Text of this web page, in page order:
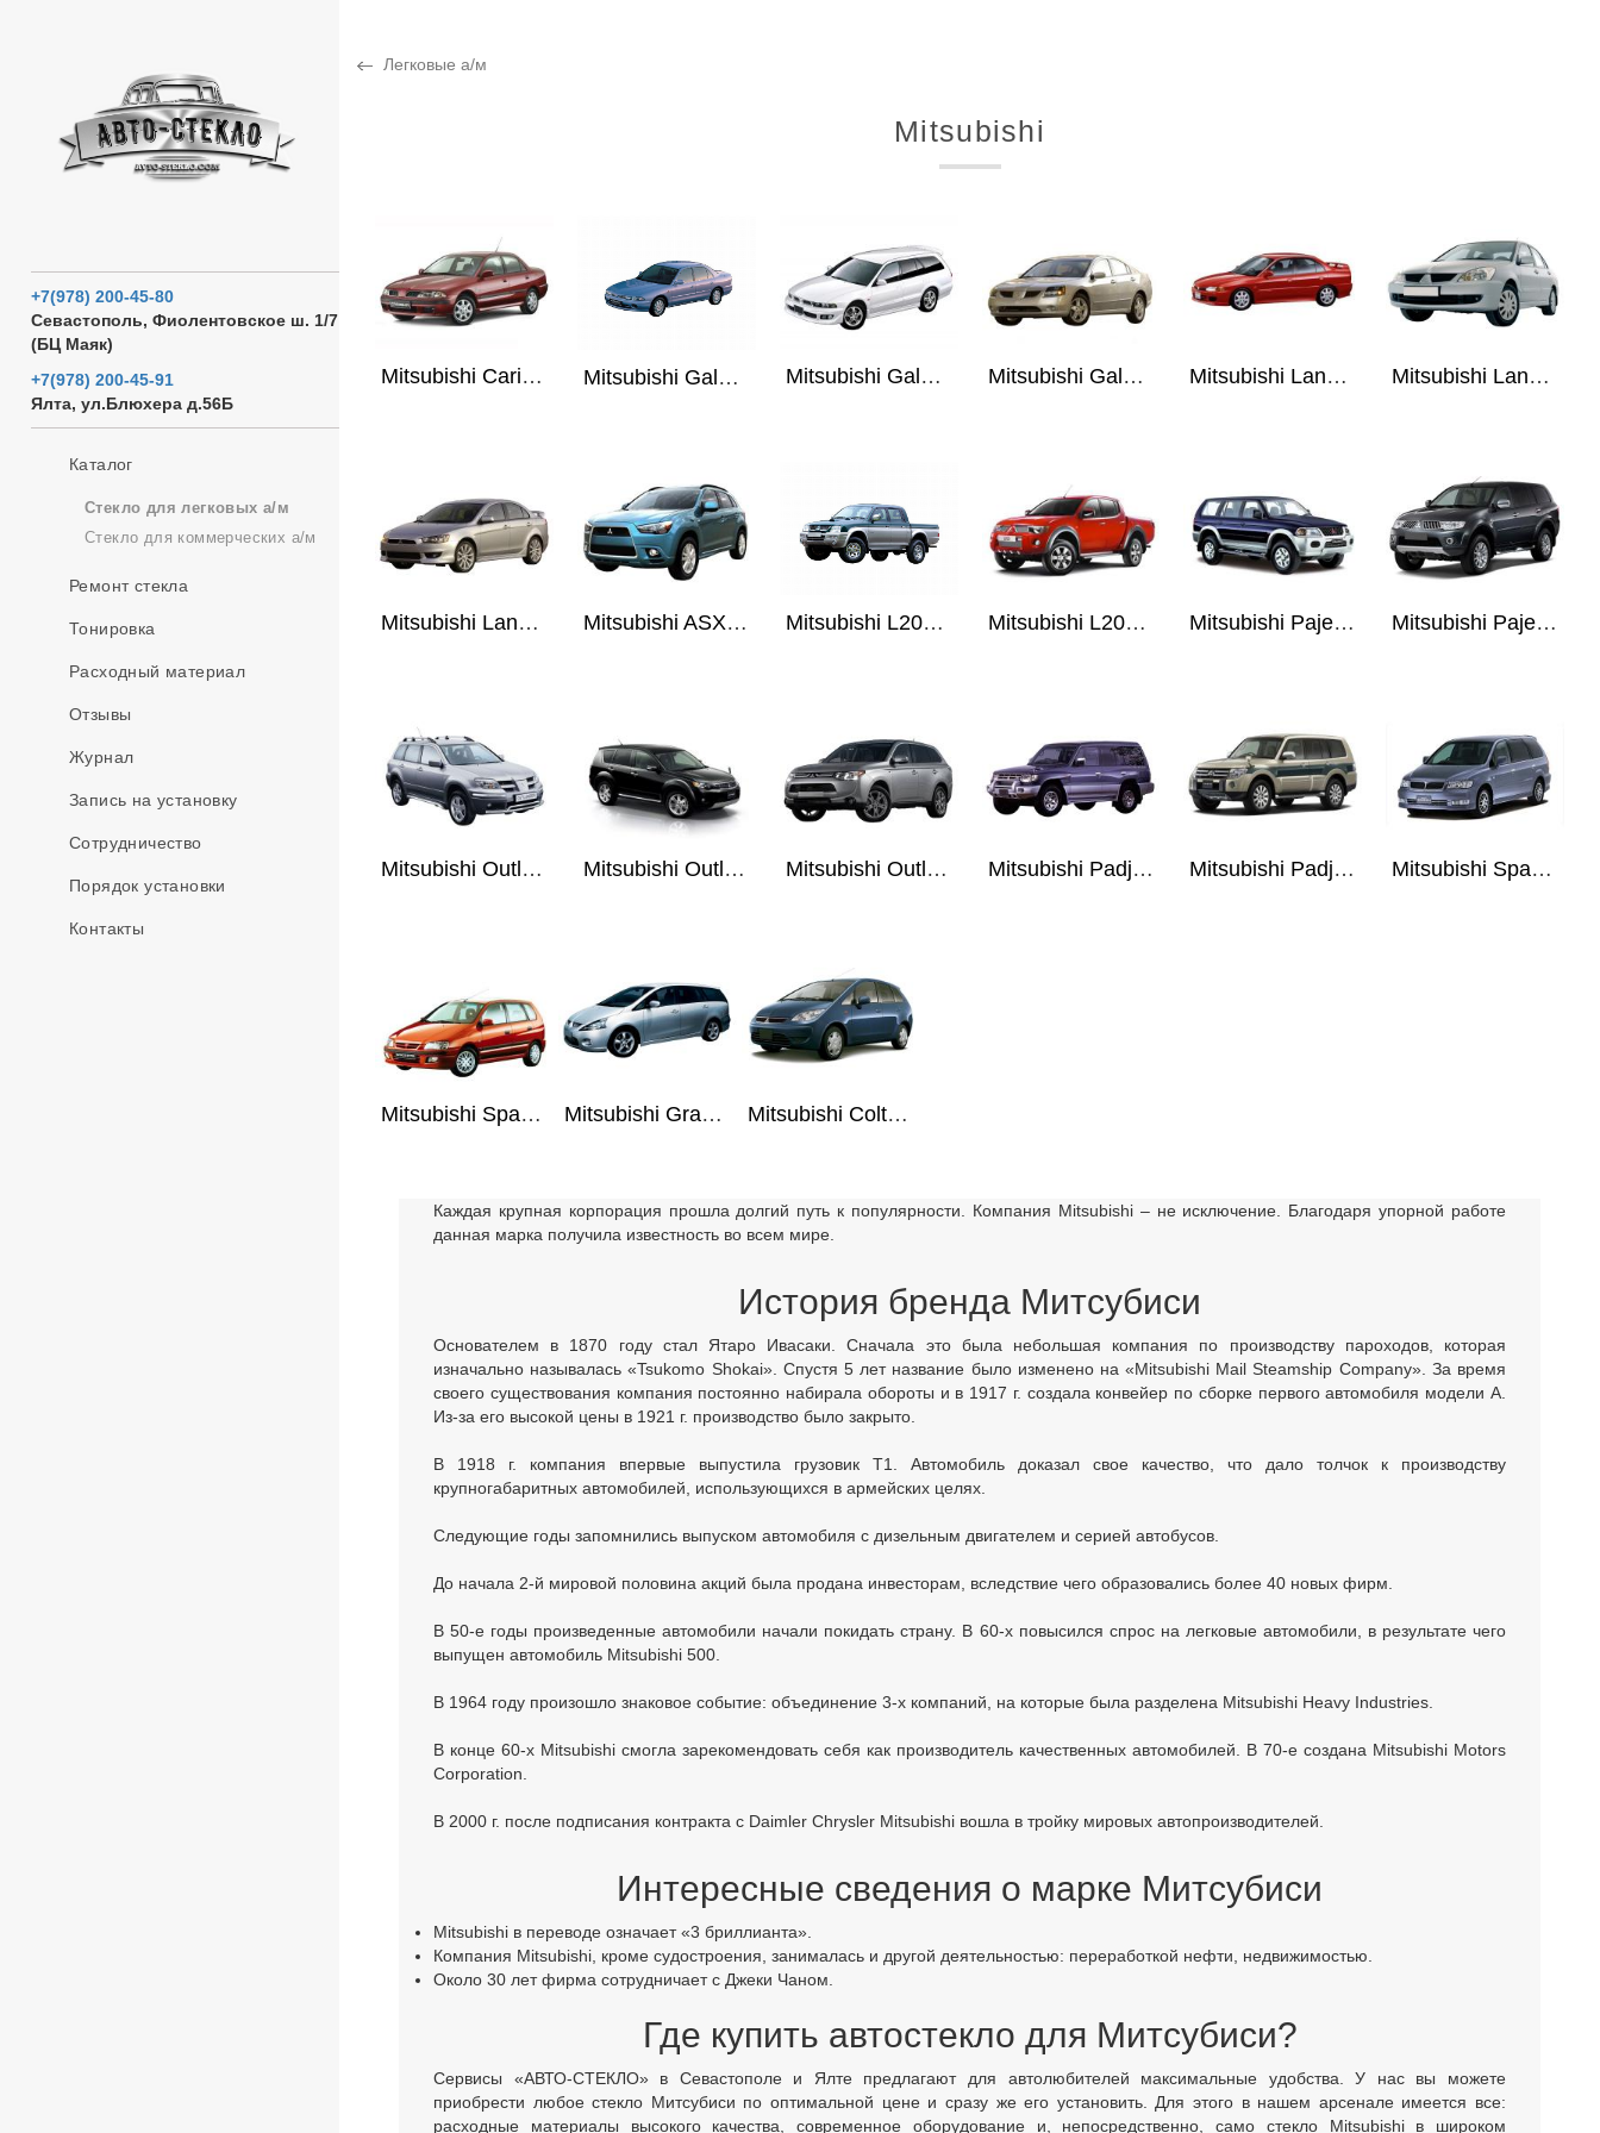
+7(978) 200-45-80
Севастополь, Фиолентовское ш. 1/7
(БЦ Маяк)
+7(978) 200-45-91
Ялта, ул.Блюхера д.56Б
Каталог
Стекло для легковых а/м
Стекло для коммерческих а/м
Ремонт стекла
Тонировка
Расходный материал
Отзывы
Журнал
Запись на установку
Сотрудничество
Порядок установки
Контакты
Легковые а/м
Mitsubishi
Mitsubishi Carisma 95-03 Mitsubishi Galant 92-96 Mitsubishi Galant / Legnum 96-02 Mitsubishi Galant 03-12 Mitsubishi Lancer IV 95-00 Mitsubishi Lancer 9 00-07
Mitsubishi Lancer X 07- Mitsubishi ASX 10- Mitsubishi L200 96-06 Mitsubishi L200 06- Mitsubishi Pajero Sport / Montero 96-08 Mitsubishi Pajero Sport / Montero 08-
Mitsubishi Outlander 01-08 Mitsubishi Outlander XL 05-12 Mitsubishi Outlander 12- Mitsubishi Padjero II 91-99 Mitsubishi Padjero III, IV 00- Mitsubishi Space Wagon III 97-04
Mitsubishi Space Star 98-05 Mitsubishi Grandis 03-09 Mitsubishi Colt 04-
Каждая крупная корпорация прошла долгий путь к популярности. Компания Mitsubishi – не исключение. Благодаря упорной работе
данная марка получила известность во всем мире.
История бренда Митсубиси
Основателем в 1870 году стал Ятаро Ивасаки. Сначала это была небольшая компания по производству пароходов, которая
изначально называлась «Tsukomo Shokai». Спустя 5 лет название было изменено на «Mitsubishi Mail Steamship Company». За время
своего существования компания постоянно набирала обороты и в 1917 г. создала конвейер по сборке первого автомобиля модели А.
Из-за его высокой цены в 1921 г. производство было закрыто.
В 1918 г. компания впервые выпустила грузовик T1. Автомобиль доказал свое качество, что дало толчок к производству
крупногабаритных автомобилей, использующихся в армейских целях.
Следующие годы запомнились выпуском автомобиля с дизельным двигателем и серией автобусов.
До начала 2-й мировой половина акций была продана инвесторам, вследствие чего образовались более 40 новых фирм.
В 50-е годы произведенные автомобили начали покидать страну. В 60-х повысился спрос на легковые автомобили, в результате чего
выпущен автомобиль Mitsubishi 500.
В 1964 году произошло знаковое событие: объединение 3-х компаний, на которые была разделена Mitsubishi Heavy Industries.
В конце 60-х Mitsubishi смогла зарекомендовать себя как производитель качественных автомобилей. В 70-е создана Mitsubishi Motors
Corporation.
В 2000 г. после подписания контракта с Daimler Chrysler Mitsubishi вошла в тройку мировых автопроизводителей.
Интересные сведения о марке Митсубиси
Mitsubishi в переводе означает «3 бриллианта».
Компания Mitsubishi, кроме судостроения, занималась и другой деятельностью: переработкой нефти, недвижимостью.
Около 30 лет фирма сотрудничает с Джеки Чаном.
Где купить автостекло для Митсубиси?
Сервисы «АВТО-СТЕКЛО» в Севастополе и Ялте предлагают для автолюбителей максимальные удобства. У нас вы можете
приобрести любое стекло Митсубиси по оптимальной цене и сразу же его установить. Для этого в нашем арсенале имеется все:
расходные материалы высокого качества, современное оборудование и, непосредственно, само стекло Mitsubishi в широком